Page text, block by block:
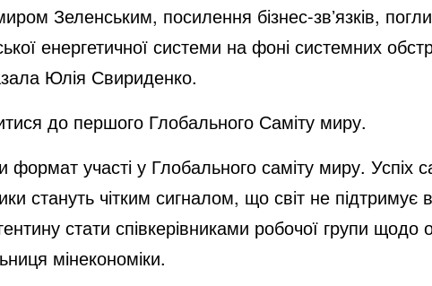
Зеленським, посилення бізнес-звʼязків,
енергетичної системи на фоні системних
Юлія Свириденко.
до першого Глобального Саміту миру.
формат участі у Глобального саміту миру. Успіх
стануть чітким сигналом, що світ не підтримує
стати співкерівниками робочої групи щодо
мінекономіки.